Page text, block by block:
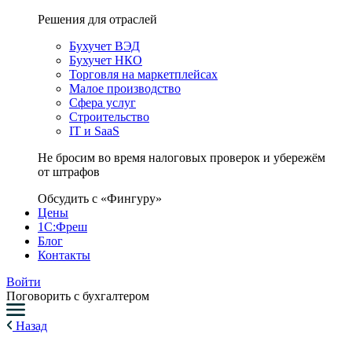
Решения для отраслей
Бухучет ВЭД
Бухучет НКО
Торговля на маркетплейсах
Малое производство
Сфера услуг
Строительство
IT и SaaS
Не бросим во время налоговых проверок и убережём
от штрафов
Обсудить с «Фингуру»
Цены
1С:Фреш
Блог
Контакты
Войти
Поговорить с бухгалтером
Назад